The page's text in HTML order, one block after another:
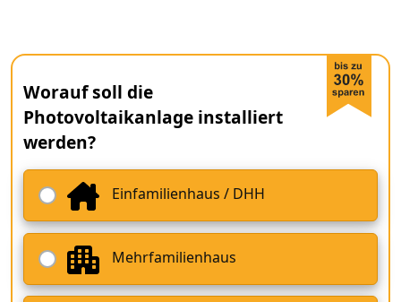
Worauf soll die
Photovoltaikanlage installiert
werden?
Einfamilienhaus / DHH
Mehrfamilienhaus